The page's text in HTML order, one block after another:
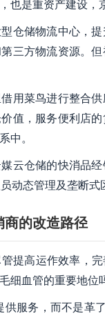
也是重资产建设，
仓储物流中心，
三方物流资源。
用菜鸟进行整合
值，服务便利店
中。
云仓储的快消品
动态管理及垄断式
的改造路径
提高运作效率，
细血管的重要地位
服务，而不是革